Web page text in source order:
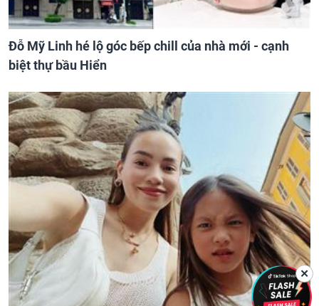
Đỗ Mỹ Linh hé lộ góc bếp chill của nhà mới - cạnh
biệt thự bầu Hiển
✕